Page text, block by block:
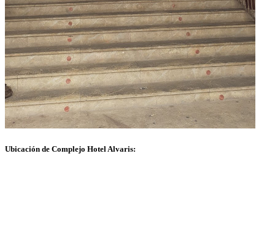
Ubicación de Complejo Hotel Alvaris: